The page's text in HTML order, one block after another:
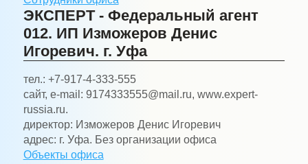
ЭКСПЕРТ - Федеральный агент
012. ИП Изможеров Денис
Игоревич. г. Уфа
тел.: +7-917-4-333-555
сайт, e-mail: 9174333555@mail.ru, www.expert-
russia.ru.
директор: Изможеров Денис Игоревич
адрес: г. Уфа. Без организации офиса
Объекты офиса